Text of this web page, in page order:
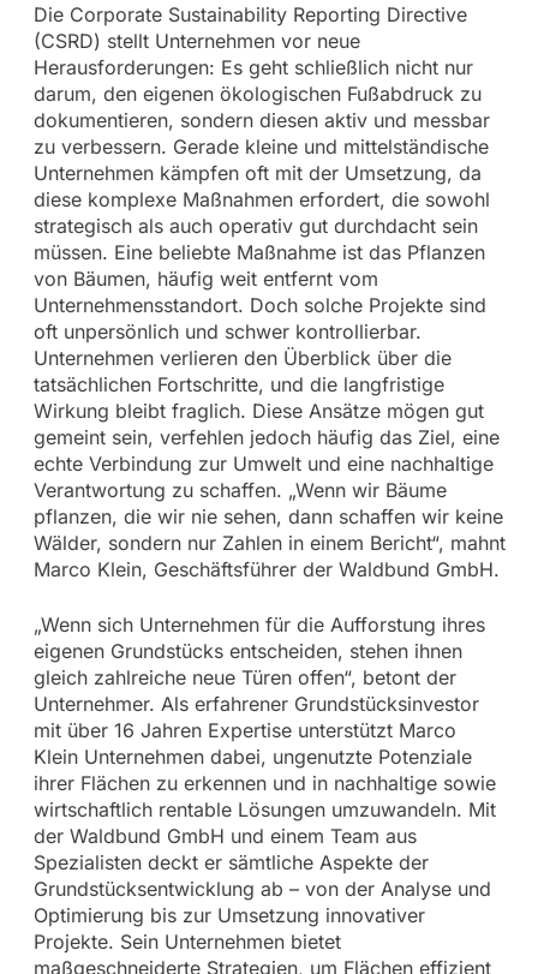
Die Corporate Sustainability Reporting Directive
(CSRD) stellt Unternehmen vor neue
Herausforderungen: Es geht schließlich nicht nur
darum, den eigenen ökologischen Fußabdruck zu
dokumentieren, sondern diesen aktiv und messbar
zu verbessern. Gerade kleine und mittelständische
Unternehmen kämpfen oft mit der Umsetzung, da
diese komplexe Maßnahmen erfordert, die sowohl
strategisch als auch operativ gut durchdacht sein
müssen. Eine beliebte Maßnahme ist das Pflanzen
von Bäumen, häufig weit entfernt vom
Unternehmensstandort. Doch solche Projekte sind
oft unpersönlich und schwer kontrollierbar.
Unternehmen verlieren den Überblick über die
tatsächlichen Fortschritte, und die langfristige
Wirkung bleibt fraglich. Diese Ansätze mögen gut
gemeint sein, verfehlen jedoch häufig das Ziel, eine
echte Verbindung zur Umwelt und eine nachhaltige
Verantwortung zu schaffen. „Wenn wir Bäume
pflanzen, die wir nie sehen, dann schaffen wir keine
Wälder, sondern nur Zahlen in einem Bericht“, mahnt
Marco Klein, Geschäftsführer der Waldbund GmbH.
„Wenn sich Unternehmen für die Aufforstung ihres
eigenen Grundstücks entscheiden, stehen ihnen
gleich zahlreiche neue Türen offen“, betont der
Unternehmer. Als erfahrener Grundstücksinvestor
mit über 16 Jahren Expertise unterstützt Marco
Klein Unternehmen dabei, ungenutzte Potenziale
ihrer Flächen zu erkennen und in nachhaltige sowie
wirtschaftlich rentable Lösungen umzuwandeln. Mit
der Waldbund GmbH und einem Team aus
Spezialisten deckt er sämtliche Aspekte der
Grundstücksentwicklung ab – von der Analyse und
Optimierung bis zur Umsetzung innovativer
Projekte. Sein Unternehmen bietet
maßgeschneiderte Strategien, um Flächen effizient